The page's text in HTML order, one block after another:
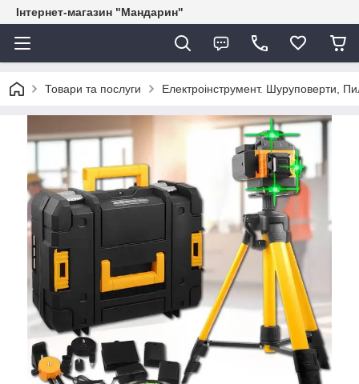
Інтернет-магазин "Мандарин"
Товари та послуги Електроінструмент. Шуруповерти,